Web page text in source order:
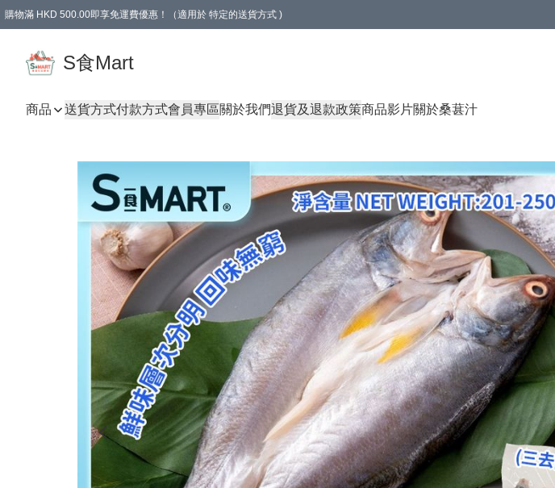
購物滿 HKD 500.00即享免運費優惠！（適用於 特定的送貨方式 )
S食Mart
商品 送貨方式付款方式會員專區關於我們退貨及退款政策商品影片關於桑葚汁